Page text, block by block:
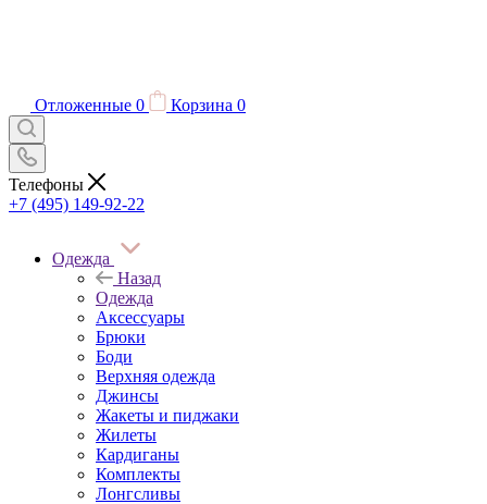
Отложенные 0 Корзина 0
Телефоны
+7 (495) 149-92-22
Одежда
Назад
Одежда
Аксессуары
Брюки
Боди
Верхняя одежда
Джинсы
Жакеты и пиджаки
Жилеты
Кардиганы
Комплекты
Лонгсливы